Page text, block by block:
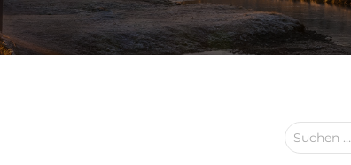
S Suchen …